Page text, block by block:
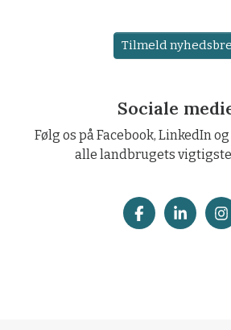
Tilmeld
Sociale
Følg os på Facebook, LinkedIn
alle landbrugets